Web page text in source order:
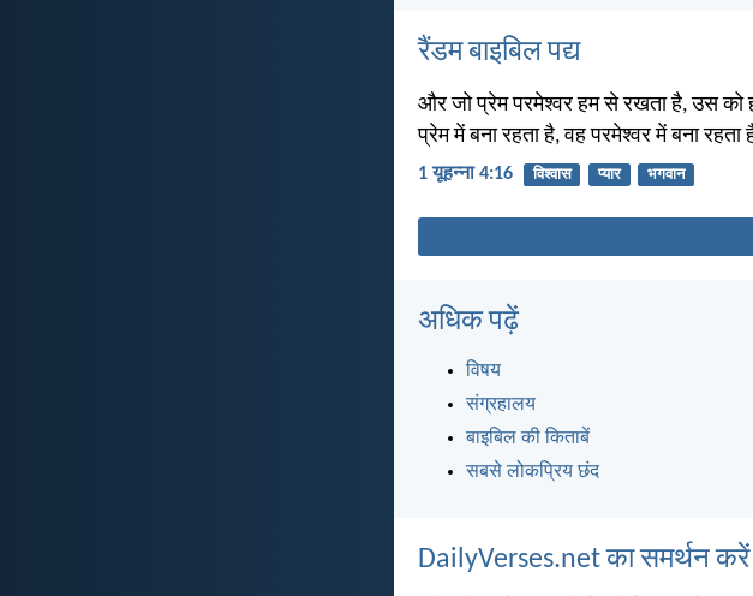
रैंडम बाइबिल पद्य
और जो प्रेम परमेश्वर हम से रखता है, उस को
प्रेम में बना रहता है, वह परमेश्वर में बना
1 यूहन्ना 4:16 विश्वास प्यार भगवान
अधिक पढ़ें
विषय
संग्रहालय
बाइबिल की किताबें
सबसे लोकप्रिय छंद
DailyVerses.net का समर्थन करें